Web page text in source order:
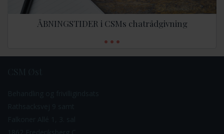
ÅBNINGSTIDER i CSMs chatrådgivning